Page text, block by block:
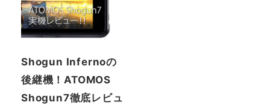
Shogun Infernoの
後継機！ATOMOS
Shogun7徹底レビュ